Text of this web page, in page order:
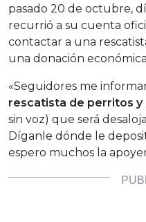
pasado 20 de octubre,
recurrió a su cuenta
contactar a una
una donación
«Seguidores me
rescatista de perritos y
sin voz) que será
Díganle dónde le
espero muchos la